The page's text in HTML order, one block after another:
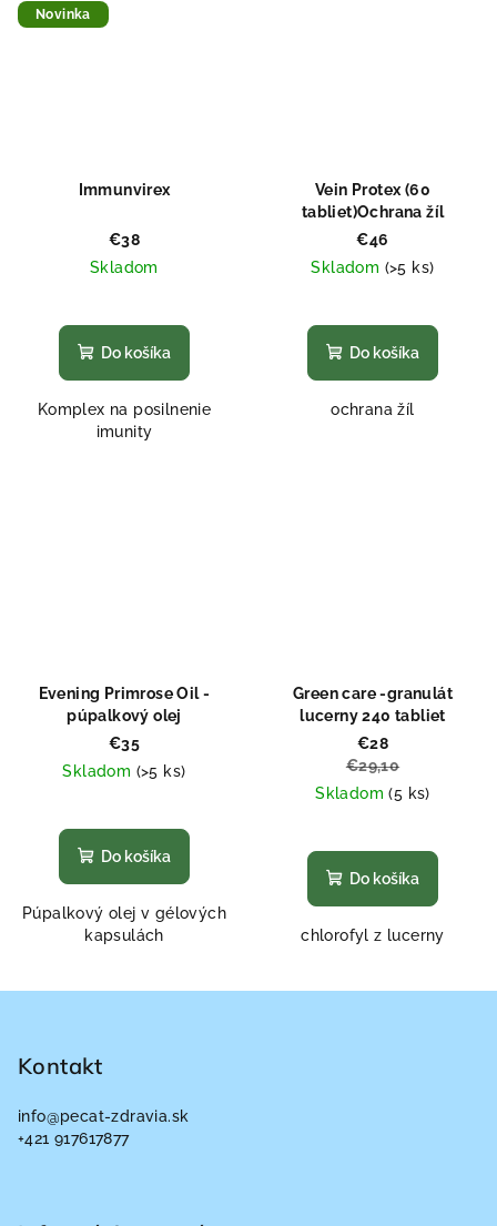
Novinka
Immunvirex
€38
Skladom
Do košíka
Komplex na posilnenie
imunity
Vein Protex (60
tabliet)Ochrana žíl
€46
Skladom (>5 ks)
hodnotenie
produktu
z
Do košíka
ochrana žíl
Evening Primrose Oil -
púpalkový olej
€35
Skladom (>5 ks)
hodnotenie
produktu
z
5
Do košíka
Púpalkový olej v gélových
kapsulách
Green care -granulát
lucerny 240 tabliet
€28
€29,10
Skladom(5 ks)
hodnotenie
produktu
z
Do košíka
chlorofyl z lucerny
Kontakt
info@pecat-zdravia.sk
+421 917617877